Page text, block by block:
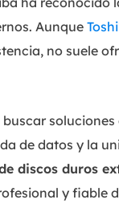
Aunque
no suele
de datos y la
discos duros
y fiable